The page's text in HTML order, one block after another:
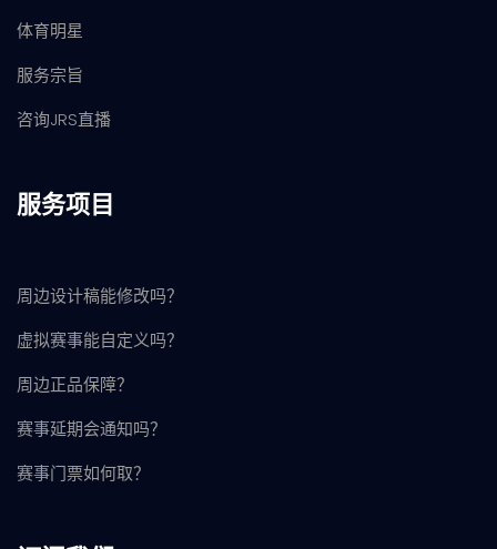
体育明星
服务宗旨
咨询JRS直播
服务项目
周边设计稿能修改吗？
虚拟赛事能自定义吗？
周边正品保障？
赛事延期会通知吗？
赛事门票如何取？